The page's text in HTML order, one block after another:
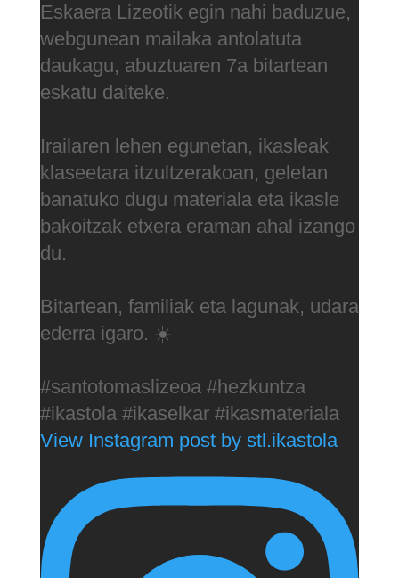
Eskaera Lizeotik egin nahi baduzue,
webgunean mailaka antolatuta
daukagu, abuztuaren 7a bitartean
eskatu daiteke.
Irailaren lehen egunetan, ikasleak
klaseetara itzultzerakoan, geletan
banatuko dugu materiala eta ikasle
bakoitzak etxera eraman ahal izango
du.
Bitartean, familiak eta lagunak, udara
ederra igaro. ☀️
#santotomaslizeoa #hezkuntza
#ikastola #ikaselkar #ikasmateriala
View Instagram post by stl.ikastola